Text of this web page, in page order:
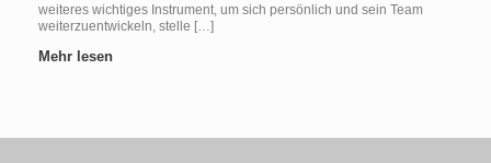
weiteres wichtiges Instrument, um sich persönlich und sein Team
weiterzuentwickeln, stelle […]
Mehr lesen